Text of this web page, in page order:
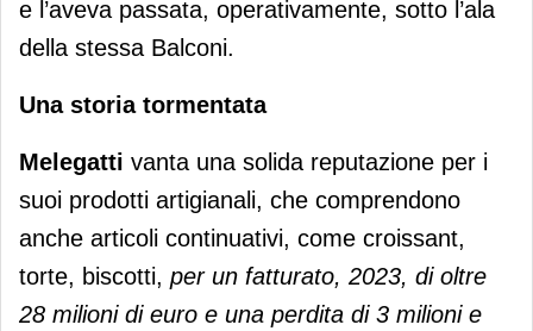
e l’aveva passata, operativamente, sotto l’ala
della stessa Balconi.
Una storia tormentata
Melegatti vanta una solida reputazione per i
suoi prodotti artigianali, che comprendono
anche articoli continuativi, come croissant,
torte, biscotti, per un fatturato, 2023, di oltre
28 milioni di euro e una perdita di 3 milioni e